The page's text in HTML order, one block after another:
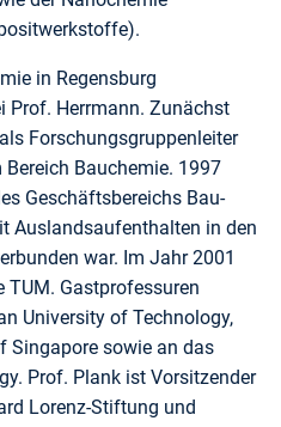
in Regensburg
Prof. Herrmann. Zunächst
Forschungsgruppenleiter
Bereich Bauchemie. 1997
Geschäftsbereichs Bau-
Auslandsaufenthalten in den
war. Im Jahr 2001
TUM. Gastprofessuren
University of Technology,
Singapore sowie an das
Prof. Plank ist Vorsitzender
Lorenz-Stiftung und